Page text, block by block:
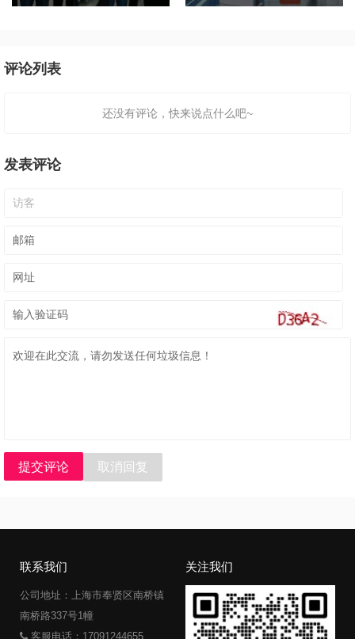
评论列表
还没有评论，快来说点什么吧~
发表评论
提交评论 取消回复
联系我们
公司地址：上海市奉贤区南桥镇
南桥路337号1幢
客服电话：17091244655
关注我们